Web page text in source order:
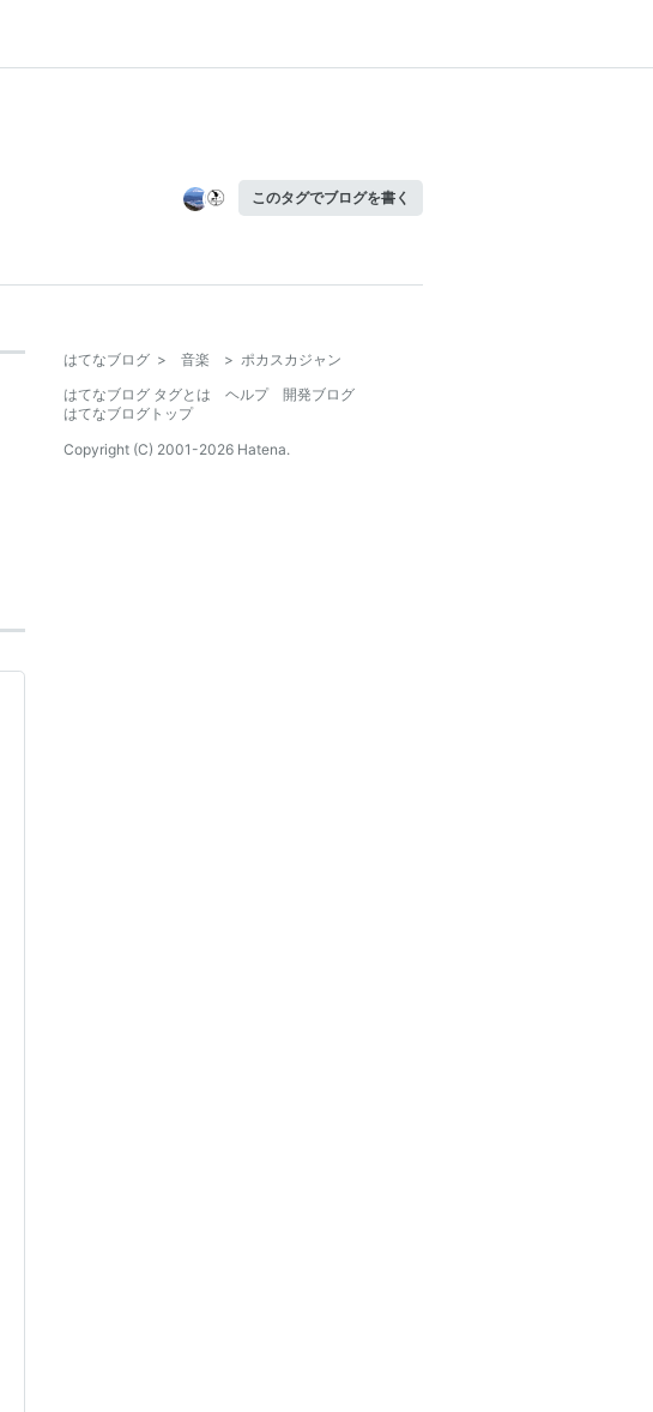
このタグでブログを書く
はてなブログ > 音楽 > ポカスカジャン
はてなブログ タグとは
ヘルプ
開発ブログ
はてなブログトップ
Copyright (C) 2001-2026 Hatena.